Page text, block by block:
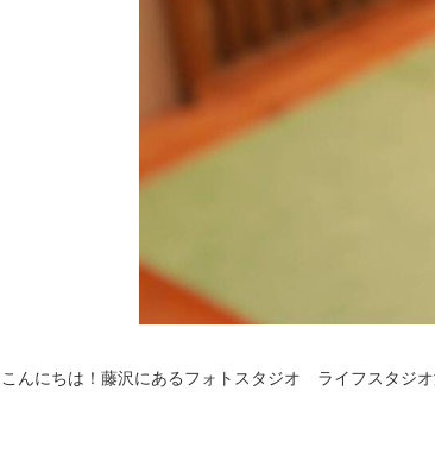
こんにちは！藤沢にあるフォトスタジオ ライフスタジオ